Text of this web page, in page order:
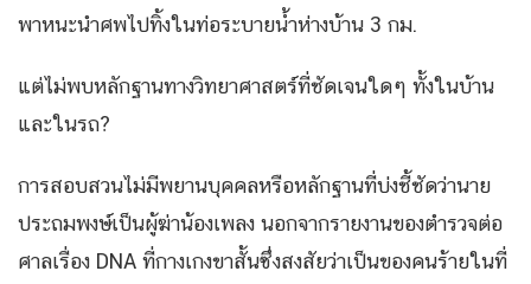
พาหนะนำศพไปทิ้งในท่อระบายน้ำห่างบ้าน 3 กม.
แต่ไม่พบหลักฐานทางวิทยาศาสตร์ที่ชัดเจนใดๆ ทั้งในบ้าน
และในรถ?
การสอบสวนไม่มีพยานบุคคลหรือหลักฐานที่บ่งชี้ชัดว่านาย
ประถมพงษ์เป็นผู้ฆ่าน้องเพลง นอกจากรายงานของตำรวจต่อ
ศาลเรื่อง DNA ที่กางเกงขาสั้นซึ่งสงสัยว่าเป็นของคนร้ายในที่